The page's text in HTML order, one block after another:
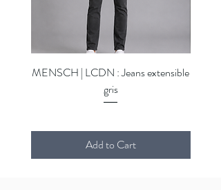
MENSCH | LCDN : Jeans extensible
gris
Add to Cart